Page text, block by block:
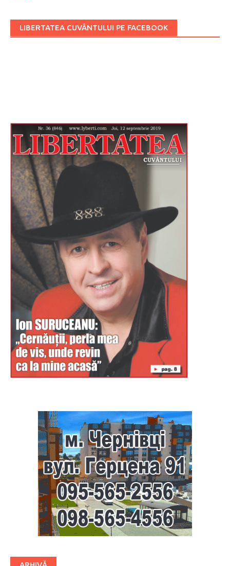
LIBERTATEA CUVÂNTULUI PE FACEBOOK